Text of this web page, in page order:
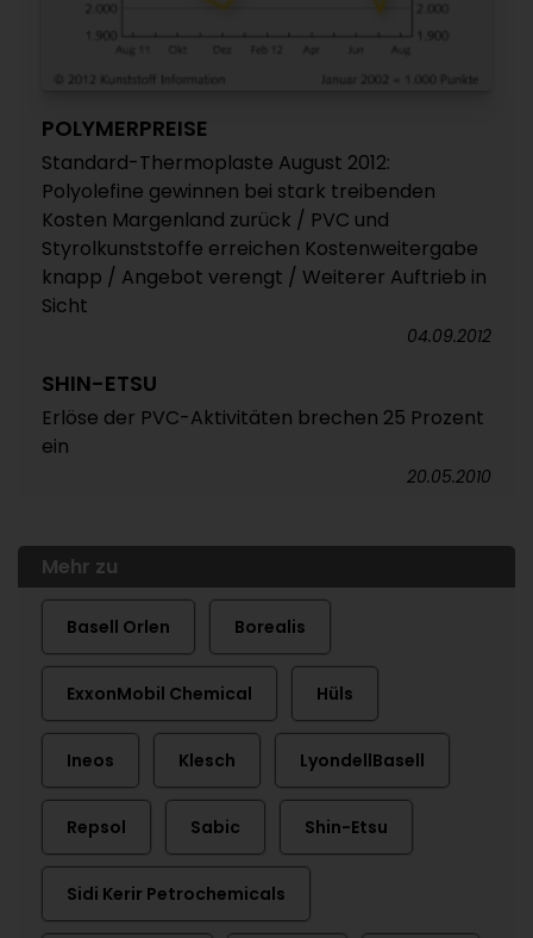
POLYMERPREISE
Standard-Thermoplaste August 2012:
Polyolefine gewinnen bei stark treibenden
Kosten Margenland zurück / PVC und
Styrolkunststoffe erreichen Kostenweitergabe
knapp / Angebot verengt / Weiterer Auftrieb in
Sicht
04.09.2012
SHIN-ETSU
Erlöse der PVC-Aktivitäten brechen 25 Prozent
ein
20.05.2010
Mehr zu
Basell Orlen Borealis
ExxonMobil Chemical Hüls
Ineos Klesch LyondellBasell
Repsol Sabic Shin-Etsu
Sidi Kerir Petrochemicals